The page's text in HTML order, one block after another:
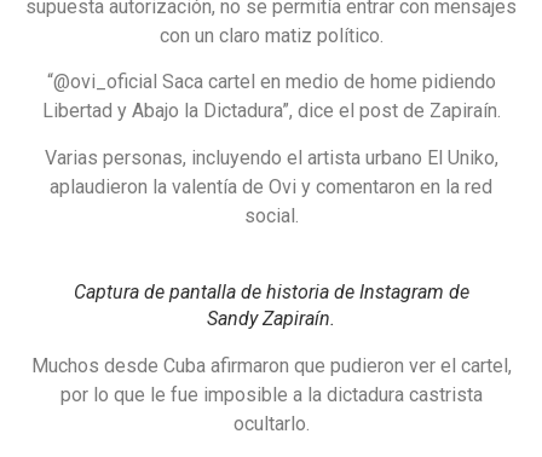
supuesta autorización, no se permitía entrar con mensajes
con un claro matiz político.
“@ovi_oficial Saca cartel en medio de home pidiendo
Libertad y Abajo la Dictadura”, dice el post de Zapiraín.
Varias personas, incluyendo el artista urbano El Uniko,
aplaudieron la valentía de Ovi y comentaron en la red
social.
Captura de pantalla de historia de Instagram de
Sandy Zapiraín.
Muchos desde Cuba afirmaron que pudieron ver el cartel,
por lo que le fue imposible a la dictadura castrista
ocultarlo.